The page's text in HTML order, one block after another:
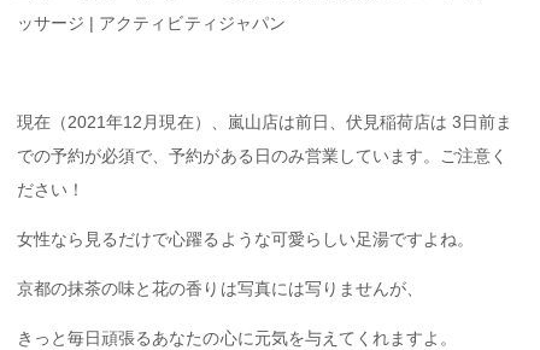
ッサージ | アクティビティジャパン
現在（2021年12月現在）、嵐山店は前日、伏見稲荷店は 3日前ま
での予約が必須で、予約がある日のみ営業しています。ご注意く
ださい！
女性なら見るだけで心躍るような可愛らしい足湯ですよね。
京都の抹茶の味と花の香りは写真には写りませんが、
きっと毎日頑張るあなたの心に元気を与えてくれますよ。